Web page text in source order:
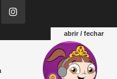
Antônio © Todos
abrir / fechar